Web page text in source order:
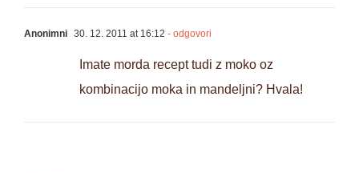
Anonimni 30. 12. 2011 at 16:12 - odgovori
Imate morda recept tudi z moko oz
kombinacijo moka in mandeljni? Hvala!